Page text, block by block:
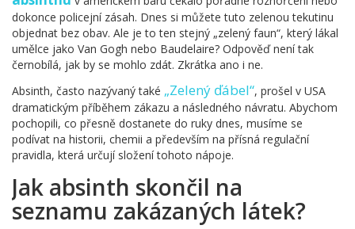
dokonce policejní zásah. Dnes si můžete tuto zelenou tekutinu
objednat bez obav. Ale je to ten stejný „zelený faun“, který lákal
umělce jako Van Gogh nebo Baudelaire? Odpověď není tak
černobílá, jak by se mohlo zdát. Zkrátka ano i ne.
Absinth, často nazývaný také „Zelený ďábel“, prošel v USA
dramatickým příběhem zákazu a následného návratu. Abychom
pochopili, co přesně dostanete do ruky dnes, musíme se
podívat na historii, chemii a především na přísná regulační
pravidla, která určují složení tohoto nápoje.
Jak absinth skončil na
seznamu zakázaných látek?